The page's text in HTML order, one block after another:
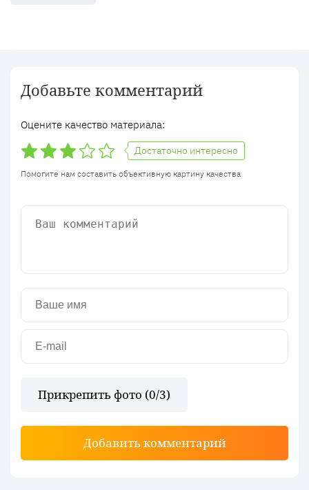
Добавьте комментарий
Оцените качество материала:
Достаточно интересно
Помогите нам составить объективную картину качества
Прикрепить фото (0/3)
Добавить комментарий